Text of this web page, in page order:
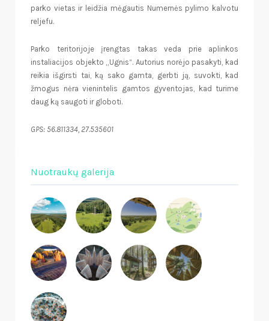
parko vietas ir leidžia mėgautis Numernės pylimo kalvotu
reljefu.
Parko teritorijoje įrengtas takas veda prie aplinkos
instaliacijos objekto „Ugnis“. Autorius norėjo pasakyti, kad
reikia išgirsti tai, ką sako gamta, gerbti ją, suvokti, kad
žmogus nėra vienintelis gamtos gyventojas, kad turime
daug ką saugoti ir globoti.
GPS: 56.811334, 27.535601
Nuotraukų galerija